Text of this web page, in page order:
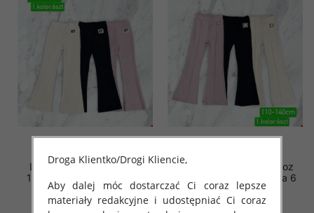
Leginsy dziewczęce Roz
110-140, 1 kolor Paczka 6
szt
24.00 zł
Leginsy dziewczęce Roz
110-140, 1 kolor Paczka 6
szt
24.00 zł
Droga Klientko/Drogi Kliencie,
Aby dalej móc dostarczać Ci coraz lepsze
materiały redakcyjne i udostępniać Ci coraz